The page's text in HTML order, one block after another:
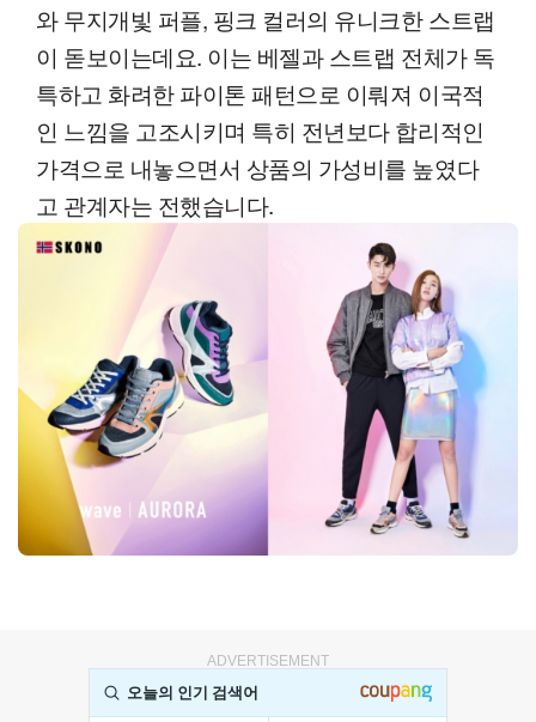
와 무지개빛 퍼플, 핑크 컬러의 유니크한 스트랩
이 돋보이는데요. 이는 베젤과 스트랩 전체가 독
특하고 화려한 파이톤 패턴으로 이뤄져 이국적
인 느낌을 고조시키며 특히 전년보다 합리적인
가격으로 내놓으면서 상품의 가성비를 높였다
고 관계자는 전했습니다.
ADVERTISEMENT